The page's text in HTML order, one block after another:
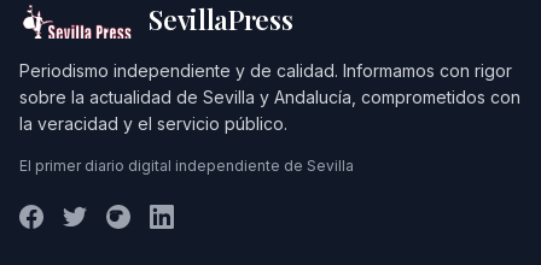
SevillaPress
Periodismo independiente y de calidad. Informamos con rigor
sobre la actualidad de Sevilla y Andalucía, comprometidos con
la veracidad y el servicio público.
El primer diario digital independiente de Sevilla